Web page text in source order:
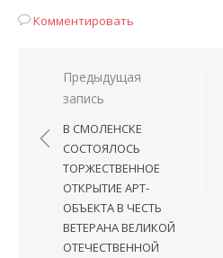
Комментировать
Навигация
записям
Предыдущая
запись
В СМОЛЕНСКЕ
СОСТОЯЛОСЬ
ТОРЖЕСТВЕННОЕ
ОТКРЫТИЕ АРТ-
ОБЪЕКТА В ЧЕСТЬ
ВЕТЕРАНА ВЕЛИКОЙ
ОТЕЧЕСТВЕННОЙ